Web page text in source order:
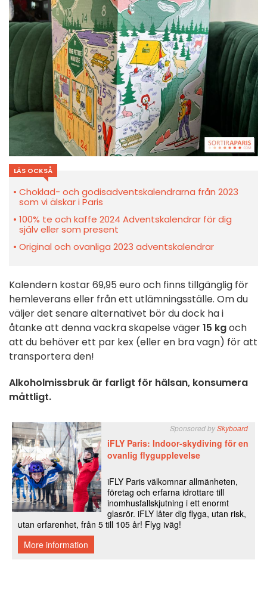
LÄS OCKSÅ
Choklad- och godisadventskalendrarna från 2023
som vi älskar i Paris
100% te och kaffe 2024 Adventskalendrar för dig
själv eller som present
Original och ovanliga 2023 adventskalendrar
Kalendern kostar 69,95 euro och finns tillgänglig för
hemleverans eller från ett utlämningsställe. Om du
väljer det senare alternativet bör du dock ha i
åtanke att denna vackra skapelse väger15 kgoch
att du behöver ett par kex (eller en bra vagn) för att
transportera den!
Alkoholmissbruk är farligt för hälsan, konsumera
måttligt.